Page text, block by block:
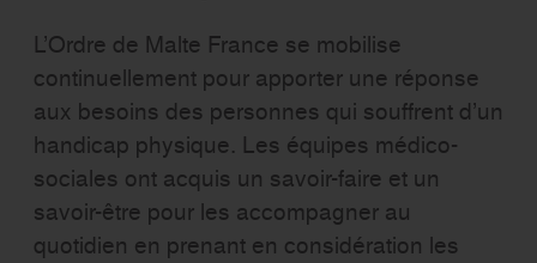
L’Ordre de Malte France se mobilise
continuellement pour apporter une réponse
aux besoins des personnes qui souffrent d’un
handicap physique. Les équipes médico-
sociales ont acquis un savoir-faire et un
savoir-être pour les accompagner au
quotidien en prenant en considération les